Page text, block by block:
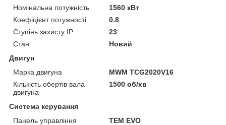
Номінальна потужність
1560 кВт
Коефіцієнт потужності
0.8
Ступінь захисту IP
23
Стан
Новий
Двигун
Марка двигуна
MWM TCG2020V16
Кількість обертів вала
двигуна
1500 об/хв
Система керування
Панель управління
TEM EVO